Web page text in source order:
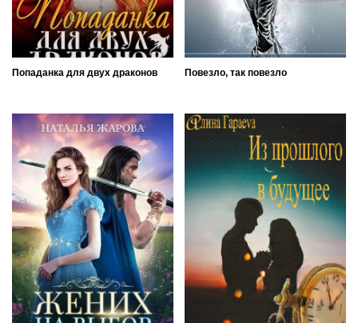
Попаданка для двух драконов Повезло, так повезло